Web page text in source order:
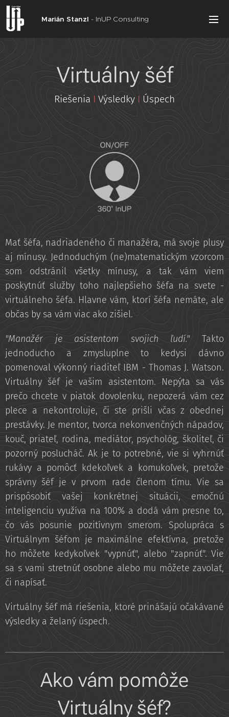
Marián Stanzl - InUP Consulting
Virtuálny šéf
Riešenia I Výsledky I Úspech
Mať šéfa, nadriadeného či manažéra, má svoje plusy
aj mínusy. Jednoduchým (ne)matematickým vzorcom
som odstránil všetky mínusy, a tak vám viem
poskytnúť služby toho najlepšieho šéfa na svete -
virtuálneho šéfa. Hlavne vám, ktorí šéfa nemáte, ale
občas by sa vám viac ako zišiel.
"Manažér je asistentom svojich ľudí." Takto
jednoducho a zmysluplne to kedysi dávno
pomenoval výkonný riaditeľ IBM - Thomas J. Watson.
Virtuálny šéf je vašim asistentom. Nepýta sa vás
prečo chcete v piatok dovolenku, nepozerá vám cez
plece a nekontroluje, či ste prišli včas z obednej
prestávky. Je mentor, tvorca nekonvenčných nápadov,
kouč, priateľ, rodina, mediátor, psychológ, školiteľ, či
pozorný poslucháč. Ak je to potrebné, vie si vyhrnúť
rukávy a pomôcť kdekoľvek a komukoľvek, pretože
správny šéf je v prvom rade členom tímu. Vie sa
prispôsobiť vašej konkrétnej situácii, emočnú
inteligenciu využíva na 100% a dodá vám presne to,
čo vás posunie pozitívnym smerom. Spolupráca s
Virtuálnym šéfom je maximálne efektívna, pretože
ho môžete kedykoľvek "vypnúť", alebo "zapnúť". Vie
sa s vami stretnúť osobne alebo mu môžete zavolať,
či napísať.
Virtuálny šéf má riešenia, ktoré prinášajú očakávané
výsledky a želaný úspech.
Ako vám pomôže
Virtuálny šéf?